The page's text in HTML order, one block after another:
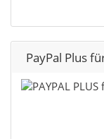
PayPal Plus